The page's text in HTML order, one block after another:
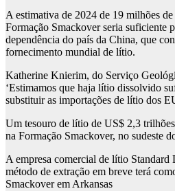
A estimativa de 2024 de 19 milhões
Formação Smackover seria suficiente
dependência do país da China, que
fornecimento mundial de lítio.
Katherine Knierim, do Serviço
‘Estimamos que haja lítio dissolvido
substituir as importações de lítio dos
Um tesouro de lítio de US$ 2,3
na Formação Smackover, no sudeste
A empresa comercial de lítio
método de extração em breve terá
Smackover em Arkansas